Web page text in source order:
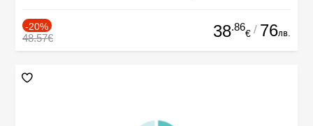
-20%
48.57€ 38.86
€ / 76лв.